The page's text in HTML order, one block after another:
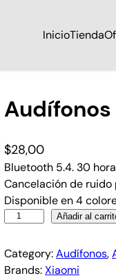
InicioTienda
$28,00
Bluetooth 5.4. 30
Cancelación de
Disponible en 4
Añadir al
Category:Audífonos,
Brands:Xiaomi